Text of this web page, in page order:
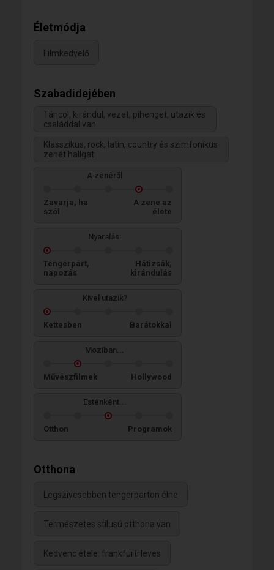
Életmódja
Filmkedvelő
Szabadidejében
Táncol, kirándul, vezet, pihenget, utazik és
családdal van
Klasszikus, rock, latin, country és szimfonikus
zenét hallgat
A zenéről
Zavarja, ha
szól
A zene az
élete
Nyaralás:
Tengerpart,
napozás
Hátizsák,
kirándulás
Kivel utazik?
Kettesben Barátokkal
Moziban...
Művészfilmek Hollywood
Esténként...
Otthon Programok
Otthona
Legszívesebben tengerparton élne
Természetes stílusú otthona van
Kedvenc étele: frankfurti leves